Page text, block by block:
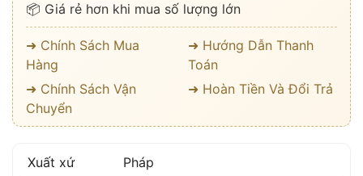
📦 Giá rẻ hơn khi mua số lượng lớn
➜ Chính Sách Mua
Hàng
➜ Hướng Dẫn Thanh
Toán
➜ Chính Sách Vận
Chuyển
➜ Hoàn Tiền Và Đổi Trả
Xuất xứ
Pháp